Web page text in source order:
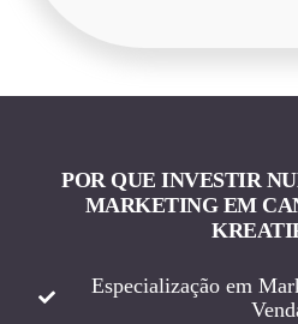
POR QUE INVESTIR
MARKETING EM
Especialização em